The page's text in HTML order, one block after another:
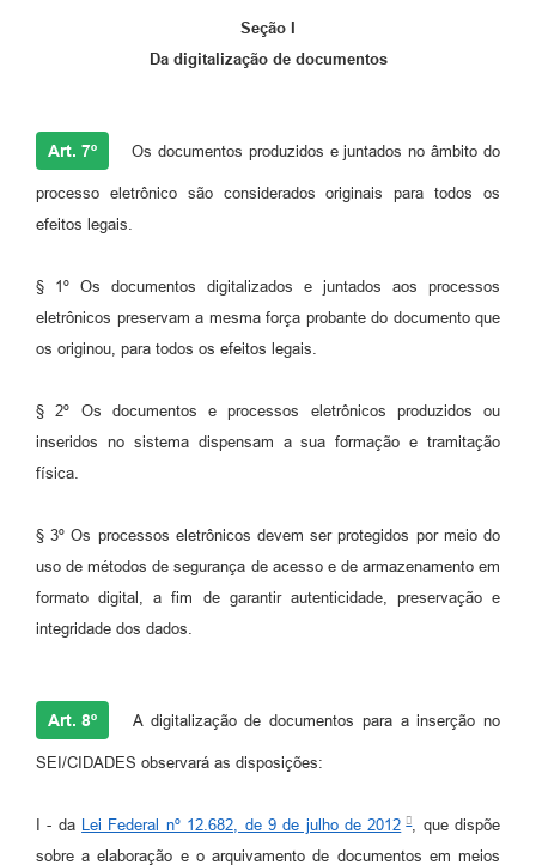
Seção I
Da digitalização de documentos
Art. 7º Os documentos produzidos e juntados no âmbito do
processo eletrônico são considerados originais para todos os
efeitos legais.
§ 1º Os documentos digitalizados e juntados aos processos
eletrônicos preservam a mesma força probante do documento que
os originou, para todos os efeitos legais.
§ 2º Os documentos e processos eletrônicos produzidos ou
inseridos no sistema dispensam a sua formação e tramitação
física.
§ 3º Os processos eletrônicos devem ser protegidos por meio do
uso de métodos de segurança de acesso e de armazenamento em
formato digital, a fim de garantir autenticidade, preservação e
integridade dos dados.
Art. 8º A digitalização de documentos para a inserção no
SEI/CIDADES observará as disposições:
I - da Lei Federal nº 12.682, de 9 de julho de 2012
, que dispõe
sobre a elaboração e o arquivamento de documentos em meios